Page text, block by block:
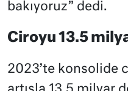
bakıyoruz” dedi.
Ciroyu 13.5
2023’te konsolide